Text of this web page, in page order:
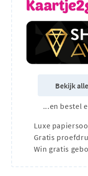
Bekijk
...en bestel
Luxe
Gratis
Win gratis